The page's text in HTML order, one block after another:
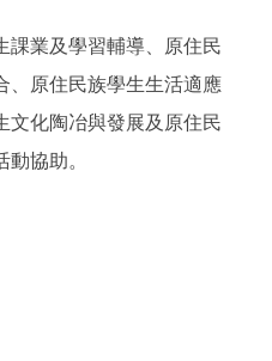
課業及學習輔導、原住民
、原住民族學生生活適應
文化陶冶與發展及原住民
協助。